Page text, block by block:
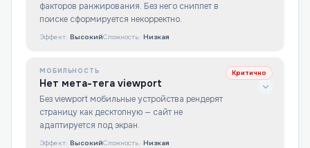
факторов ранжирования. Без него сниппет в
поиске сформируется некорректно.
Эффект: ВысокийСложность: Низкая
МОБИЛЬНОСТЬ
Нет мета-тега viewport
Без viewport мобильные устройства рендерят
страницу как десктопную — сайт не
адаптируется под экран.
Критично
Эффект: ВысокийСложность: Низкая